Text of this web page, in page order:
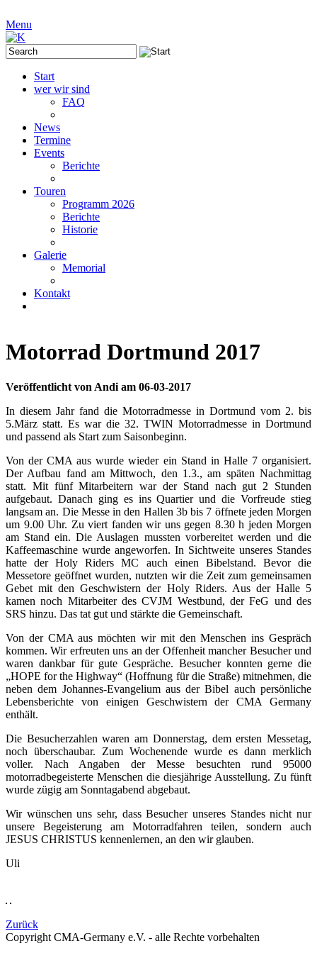
Menu
Start
wer wir sind
FAQ
News
Termine
Events
Berichte
Touren
Programm 2026
Berichte
Historie
Galerie
Memorial
Kontakt
Motorrad Dortmund 2017
Veröffentlicht von Andi am 06-03-2017
In diesem Jahr fand die Motorradmesse in Dortmund vom 2. bis
5.März statt. Es war die 32. TWIN Motorradmesse in Dortmund
und passend als Start zum Saisonbeginn.
Von der CMA aus wurde wieder ein Stand in Halle 7 organisiert.
Der Aufbau fand am Mittwoch, den 1.3., am späten Nachmittag
statt. Mit fünf Mitarbeitern war der Stand nach gut 2 Stunden
aufgebaut. Danach ging es ins Quartier und die Vorfreude stieg
langsam an. Die Messe in den Hallen 3b bis 7 öffnete jeden Morgen
um 9.00 Uhr. Zu viert fanden wir uns gegen 8.30 h jeden Morgen
am Stand ein. Die Auslagen mussten vorbereitet werden und die
Kaffeemaschine wurde angeworfen. In Sichtweite unseres Standes
hatte der Holy Riders MC auch einen Bibelstand. Bevor die
Messetore geöffnet wurden, nutzten wir die Zeit zum gemeinsamen
Gebet mit den Geschwistern der Holy Riders. Aus der Halle 5
kamen noch Mitarbeiter des CVJM Westbund, der FeG und des
SRS hinzu. Das tat gut und stärkte die Gemeinschaft.
Von der CMA aus möchten wir mit den Menschen ins Gespräch
kommen. Wir erfreuten uns an der Offenheit mancher Besucher und
waren dankbar für gute Gespräche. Besucher konnten gerne die
„HOPE for the Highway“ (Hoffnung für die Straße) mitnehmen, die
neben dem Johannes-Evangelium aus der Bibel auch persönliche
Lebensberichte von einigen Geschwistern der CMA Germany
enthält.
Die Besucherzahlen waren am Donnerstag, dem ersten Messetag,
noch überschaubar. Zum Wochenende wurde es dann merklich
voller. Nach Angaben der Messe besuchten rund 95000
motorradbegeisterte Menschen die diesjährige Ausstellung. Zu fünft
wurde zügig am Sonntagabend abgebaut.
Wir wünschen uns sehr, dass Besucher unseres Standes nicht nur
unsere Begeisterung am Motorradfahren teilen, sondern auch
JESUS CHRISTUS kennenlernen, an den wir glauben.
Uli
Zurück
Copyright CMA-Germany e.V. - alle Rechte vorbehalten